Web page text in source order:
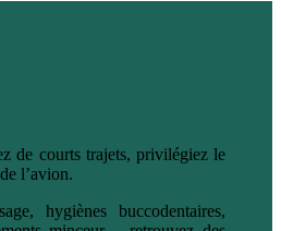
de courts trajets, privilégiez le
l’avion.
hygiènes buccodentaires,